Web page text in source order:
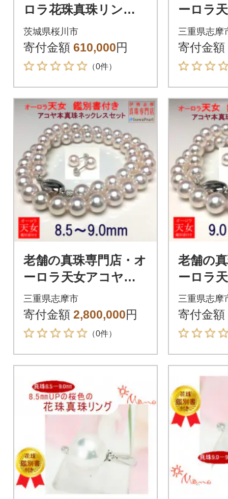
ロラ花珠真珠リング
(リングサイズ#13)
茨城県桜川市
寄付金額 610,000円
（0件）
ーロラ
珠ネッ
リング
9.0ミリ
三重県志摩
寄付金額
老舗の真珠専門店・オ
ーロラ天女アコヤ真
珠ネックレス・ピア
スセット 8.5～9.0ミ
リ
三重県志摩市
寄付金額 2,800,000円
（0件）
老舗の
ーロラ
珠ネッ
リング
9.5ミリ
三重県志摩
寄付金額